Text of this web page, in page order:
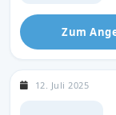
Zum
12. Juli 2025